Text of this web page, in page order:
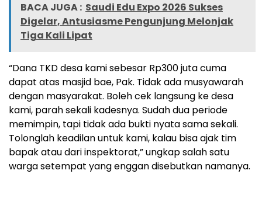
BACA JUGA : Saudi Edu Expo 2026 Sukses
Digelar, Antusiasme Pengunjung Melonjak
Tiga Kali Lipat
“Dana TKD desa kami sebesar Rp300 juta cuma
dapat atas masjid bae, Pak. Tidak ada musyawarah
dengan masyarakat. Boleh cek langsung ke desa
kami, parah sekali kadesnya. Sudah dua periode
memimpin, tapi tidak ada bukti nyata sama sekali.
Tolonglah keadilan untuk kami, kalau bisa ajak tim
bapak atau dari inspektorat,” ungkap salah satu
warga setempat yang enggan disebutkan namanya.